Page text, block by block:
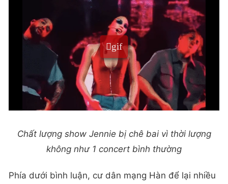
Chất lượng show Jennie bị chê bai vì thời lượng
không như 1 concert bình thường
Phía dưới bình luận, cư dân mạng Hàn để lại nhiều